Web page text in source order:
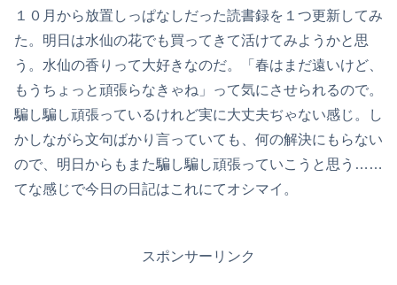
１０月から放置しっぱなしだった読書録を１つ更新してみ
た。明日は水仙の花でも買ってきて活けてみようかと思
う。水仙の香りって大好きなのだ。「春はまだ遠いけど、
もうちょっと頑張らなきゃね」って気にさせられるので。
騙し騙し頑張っているけれど実に大丈夫ぢゃない感じ。し
かしながら文句ばかり言っていても、何の解決にもらない
ので、明日からもまた騙し騙し頑張っていこうと思う……
てな感じで今日の日記はこれにてオシマイ。
スポンサーリンク